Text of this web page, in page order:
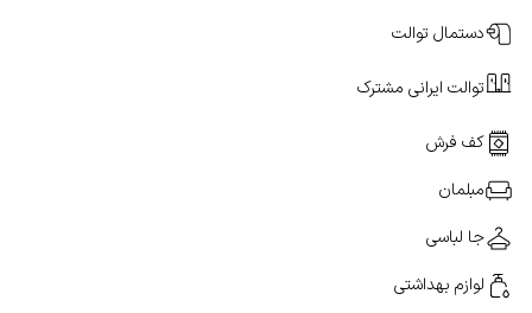
دستمال توالت
توالت ایرانی مشترک
کف فرش
مبلمان
جا لباسی
لوازم بهداشتی